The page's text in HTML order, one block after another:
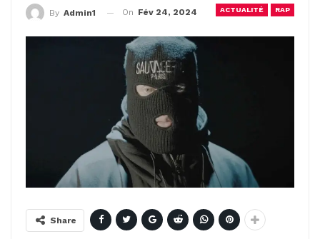
ACTUALITÉ RAP
By Admin1 On Fév 24, 2024
Share